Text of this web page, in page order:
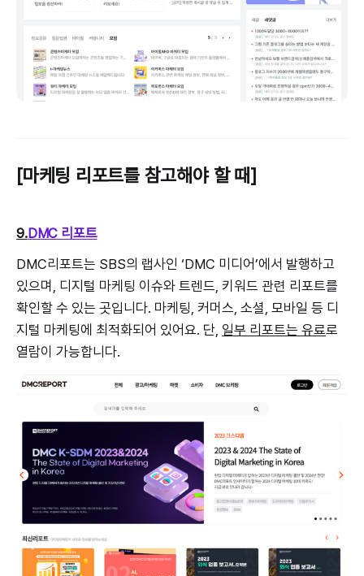
[마케팅 리포트를 참고해야 할 때]
9.DMC 리포트
DMC리포트는 SBS의 랩사인 ‘DMC 미디어’에서 발행하고
있으며, 디지털 마케팅 이슈와 트렌드, 키워드 관련 리포트를
확인할 수 있는 곳입니다. 마케팅, 커머스, 소셜, 모바일 등 디
지털 마케팅에 최적화되어 있어요. 단, 일부 리포트는 유료로
열람이 가능합니다.